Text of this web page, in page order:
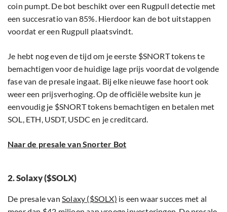
coin pumpt. De bot beschikt over een Rugpull detectie met
een succesratio van 85%. Hierdoor kan de bot uitstappen
voordat er een Rugpull plaatsvindt.
Je hebt nog even de tijd om je eerste $SNORT tokens te
bemachtigen voor de huidige lage prijs voordat de volgende
fase van de presale ingaat. Bij elke nieuwe fase hoort ook
weer een prijsverhoging. Op de officiële website kun je
eenvoudig je $SNORT tokens bemachtigen en betalen met
SOL, ETH, USDT, USDC en je creditcard.
Naar de presale van Snorter Bot
2. Solaxy ($SOLX)
De presale van Solaxy ($SOLX) is een waar succes met al